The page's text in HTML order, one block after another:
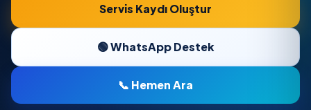
Servis Kaydı Oluştur
🟢 WhatsApp Destek
📞 Hemen Ara